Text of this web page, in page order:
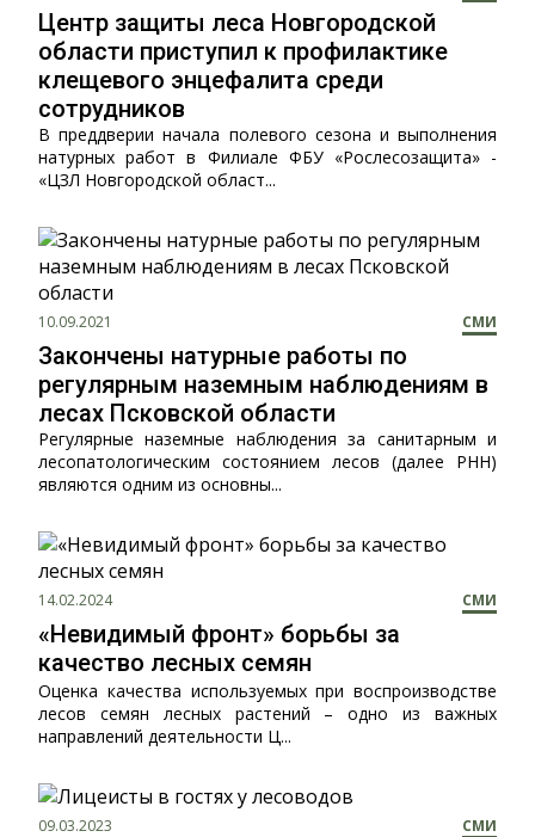
Центр защиты леса Новгородской
области приступил к профилактике
клещевого энцефалита среди
сотрудников
В преддверии начала полевого сезона и выполнения
натурных работ в Филиале ФБУ «Рослесозащита» -
«ЦЗЛ Новгородской област...
10.09.2021 СМИ
Закончены натурные работы по
регулярным наземным наблюдениям в
лесах Псковской области
Регулярные наземные наблюдения за санитарным и
лесопатологическим состоянием лесов (далее РНН)
являются одним из основны...
14.02.2024 СМИ
«Невидимый фронт» борьбы за
качество лесных семян
Оценка качества используемых при воспроизводстве
лесов семян лесных растений – одно из важных
направлений деятельности Ц...
09.03.2023 СМИ